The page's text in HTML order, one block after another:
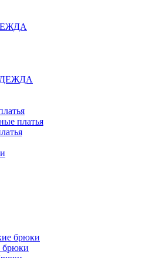
платья
брюки
брюки